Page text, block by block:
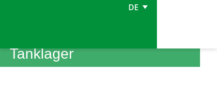
DE
Tanklager